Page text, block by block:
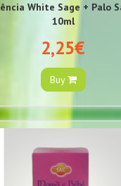
White Sage + Palo
10ml
2,25€
Buy